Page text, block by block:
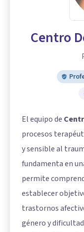
Centro
El equipo de
procesos
y sensible al
fundamenta en
permite
establecer
trastornos
género y